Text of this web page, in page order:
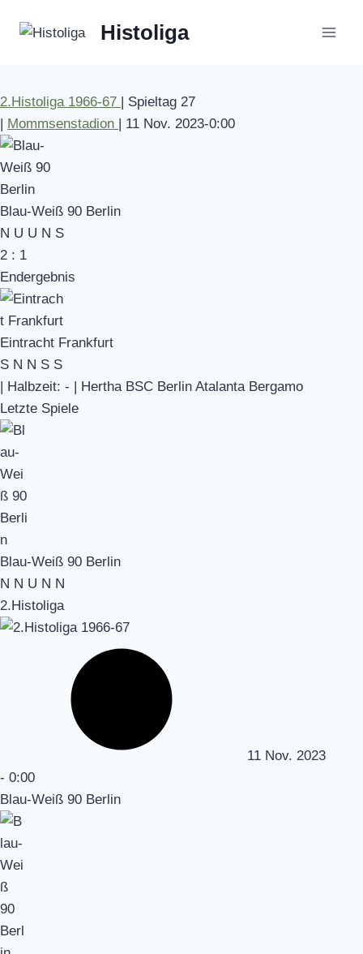
Inhalt
Histoliga
2.Histoliga 1966-67 | Spieltag 27
| Mommsenstadion | 11 Nov. 2023-0:00
Blau-Weiß 90 Berlin
N U U N S
2 : 1
Endergebnis
Eintracht Frankfurt
S N N S S
| Halbzeit: - | Hertha BSC Berlin Atalanta Bergamo
Letzte Spiele
Blau-Weiß 90 Berlin
N N U N N
2.Histoliga
11 Nov. 2023
- 0:00
Blau-Weiß 90 Berlin